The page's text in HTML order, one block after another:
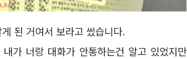
된 거여서 보라고 썼습니다.
가 너랑 대화가 안통하는건 알고 있었지만